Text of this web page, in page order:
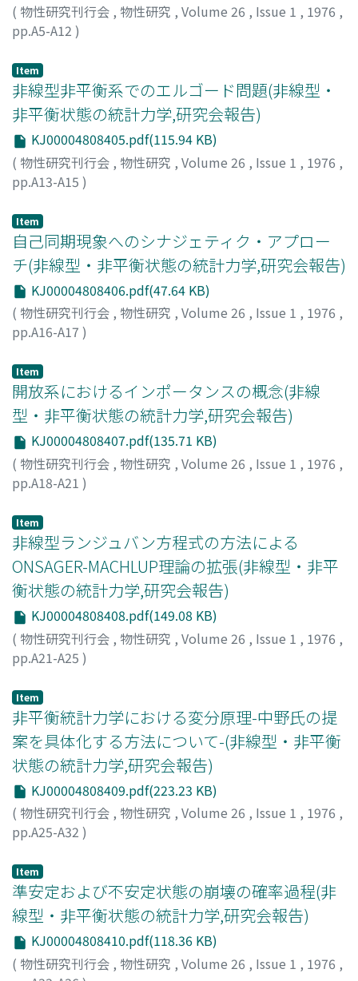
( 物性研究刊行会 , 物性研究 , Volume 26 , Issue 1 , 1976 ,
pp.A5-A12 )
Item
非線型非平衡系でのエルゴード問題(非線型・
非平衡状態の統計力学,研究会報告)
KJ00004808405.pdf(115.94 KB)
( 物性研究刊行会 , 物性研究 , Volume 26 , Issue 1 , 1976 ,
pp.A13-A15 )
Item
自己同期現象へのシナジェティク・アプロー
チ(非線型・非平衡状態の統計力学,研究会報告)
KJ00004808406.pdf(47.64 KB)
( 物性研究刊行会 , 物性研究 , Volume 26 , Issue 1 , 1976 ,
pp.A16-A17 )
Item
開放系におけるインポータンスの概念(非線
型・非平衡状態の統計力学,研究会報告)
KJ00004808407.pdf(135.71 KB)
( 物性研究刊行会 , 物性研究 , Volume 26 , Issue 1 , 1976 ,
pp.A18-A21 )
Item
非線型ランジュバン方程式の方法による
ONSAGER-MACHLUP理論の拡張(非線型・非平
衡状態の統計力学,研究会報告)
KJ00004808408.pdf(149.08 KB)
( 物性研究刊行会 , 物性研究 , Volume 26 , Issue 1 , 1976 ,
pp.A21-A25 )
Item
非平衡統計力学における変分原理-中野氏の提
案を具体化する方法について-(非線型・非平衡
状態の統計力学,研究会報告)
KJ00004808409.pdf(223.23 KB)
( 物性研究刊行会 , 物性研究 , Volume 26 , Issue 1 , 1976 ,
pp.A25-A32 )
Item
準安定および不安定状態の崩壊の確率過程(非
線型・非平衡状態の統計力学,研究会報告)
KJ00004808410.pdf(118.36 KB)
( 物性研究刊行会 , 物性研究 , Volume 26 , Issue 1 , 1976 ,